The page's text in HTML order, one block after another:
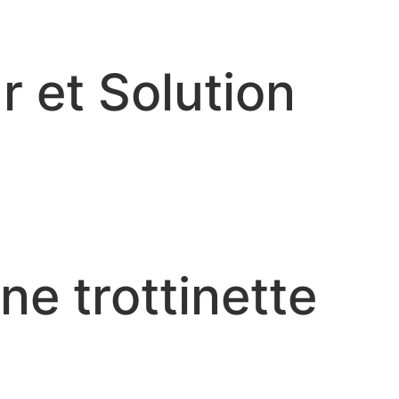
et Solution
trottinette